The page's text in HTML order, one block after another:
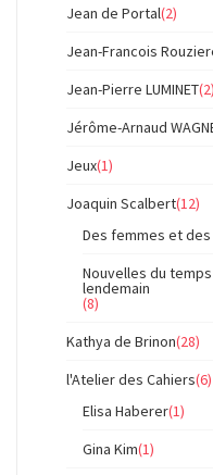
Jean de Portal(2)
Jean-Francois
Jean-Pierre LUMINET(2)
Jérôme-Arnaud
Jeux(1)
Joaquin Scalbert(12)
Des femmes et
Nouvelles du
lendemain
(8)
Kathya de Brinon(28)
l'Atelier des Cahiers(6)
Elisa Haberer(1)
Gina Kim(1)